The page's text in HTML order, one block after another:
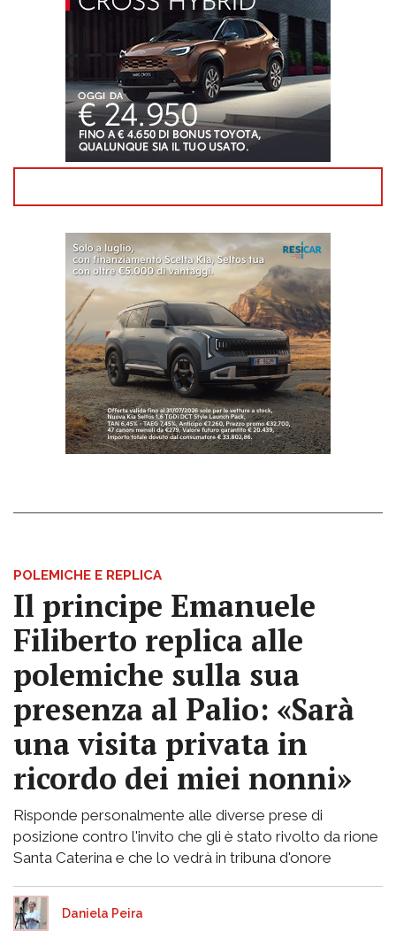
POLEMICHE E REPLICA
Il principe Emanuele
Filiberto replica alle
polemiche sulla sua
presenza al Palio: «Sarà
una visita privata in
ricordo dei miei nonni»
Risponde personalmente alle diverse prese di
posizione contro l'invito che gli è stato rivolto da rione
Santa Caterina e che lo vedrà in tribuna d'onore
Daniela Peira